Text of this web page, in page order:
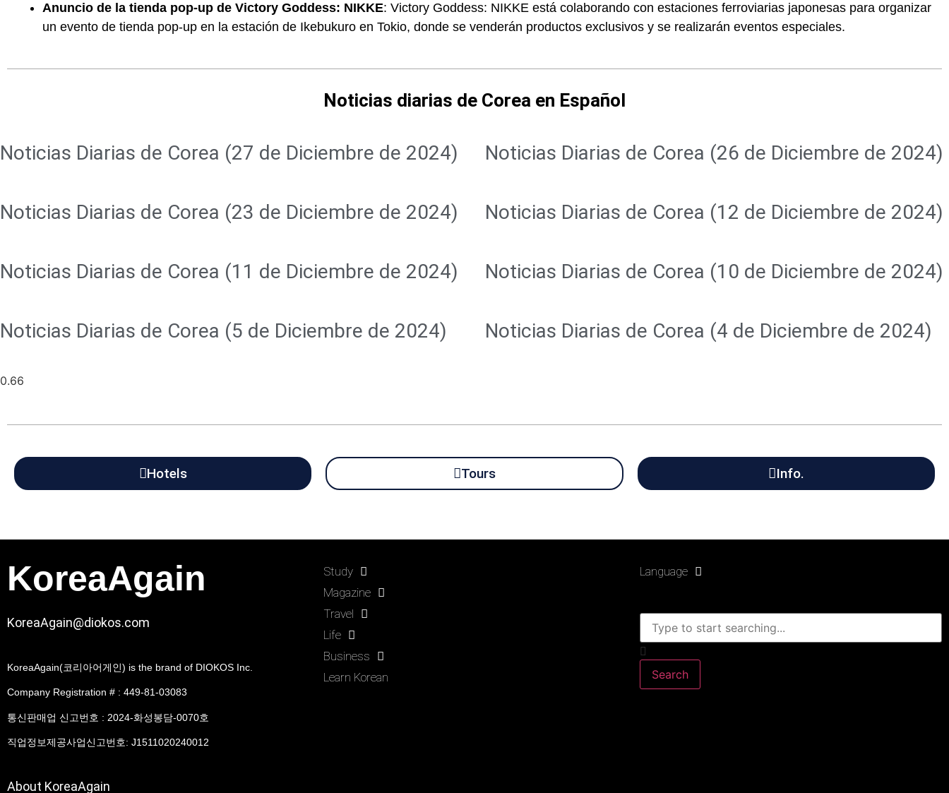
Anuncio de la tienda pop-up de Victory Goddess: NIKKE: Victory Goddess: NIKKE está colaborando con estaciones ferroviarias japonesas para organizar
un evento de tienda pop-up en la estación de Ikebukuro en Tokio, donde se venderán productos exclusivos y se realizarán eventos especiales.
Noticias diarias de Corea en Español
Noticias Diarias de Corea (27 de Diciembre de 2024) Noticias Diarias de Corea (26 de Diciembre de 2024)
Noticias Diarias de Corea (23 de Diciembre de 2024) Noticias Diarias de Corea (12 de Diciembre de 2024)
Noticias Diarias de Corea (11 de Diciembre de 2024) Noticias Diarias de Corea (10 de Diciembre de 2024)
Noticias Diarias de Corea (5 de Diciembre de 2024) Noticias Diarias de Corea (4 de Diciembre de 2024)
Hotels Tours Info.
KoreaAgain
KoreaAgain@diokos.com
KoreaAgain(코리아어게인) is the brand of DIOKOS Inc.
Company Registration # : 449-81-03083
통신판매업 신고번호 : 2024-화성봉담-0070호
직업정보제공사업신고번호: J1511020240012
About KoreaAgain
Study
Magazine
Travel
Life
Business
Learn Korean
Language
Search